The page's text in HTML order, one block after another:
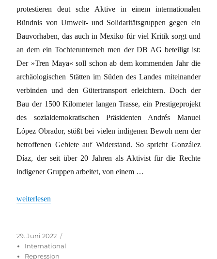
protestieren deut sche Aktive in einem internationalen
Bündnis von Umwelt- und Solidaritätsgruppen gegen ein
Bauvorhaben, das auch in Mexiko für viel Kritik sorgt und
an dem ein Tochterunterneh men der DB AG beteiligt ist:
Der »Tren Maya« soll schon ab dem kommenden Jahr die
archäologischen Stätten im Süden des Landes miteinander
verbinden und den Gütertransport erleichtern. Doch der
Bau der 1500 Kilometer langen Trasse, ein Prestigeprojekt
des sozialdemokratischen Präsidenten Andrés Manuel
López Obrador, stößt bei vielen indigenen Bewoh nern der
betroffenen Gebiete auf Widerstand. So spricht González
Díaz, der seit über 20 Jahren als Aktivist für die Rechte
indigener Gruppen arbeitet, von einem …
„Auf dem Rücken indigener Völker“
weiterlesen
Veröffentlicht
am
29. Juni 2022
International
Repression